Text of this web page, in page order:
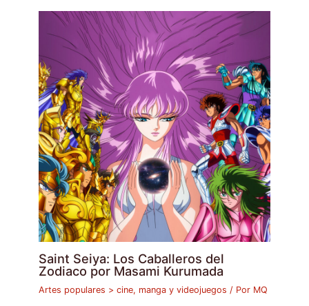
Saint Seiya: Los Caballeros del
Zodiaco por Masami Kurumada
Artes populares > cine, manga y videojuegos / Por MQ